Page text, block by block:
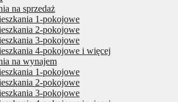
na sprzedaż
1-pokojowe
2-pokojowe
3-pokojowe
4-pokojowe i więcej
na wynajem
1-pokojowe
2-pokojowe
3-pokojowe